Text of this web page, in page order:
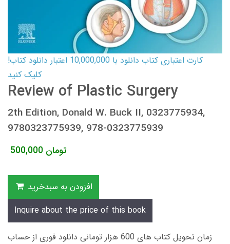
کارت اعتباری کتاب دانلود با 10,000,000 اعتبار دانلود کتاب!
کلیک کنید
Review of Plastic Surgery
2th Edition, Donald W. Buck II, 0323775934,
9780323775939, 978-0323775939
500,000 تومان
افزودن به سبدخرید
Inquire about the price of this book
زمان تحویل کتاب های 600 هزار تومانی دانلود فوری از حساب